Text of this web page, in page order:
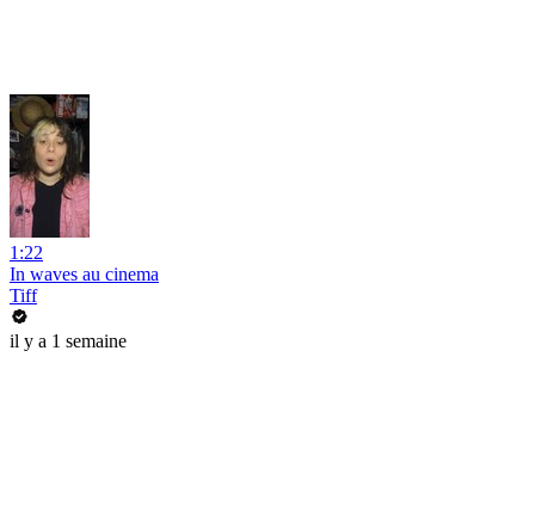
1:22
In waves au cinema
Tiff
il y a 1 semaine